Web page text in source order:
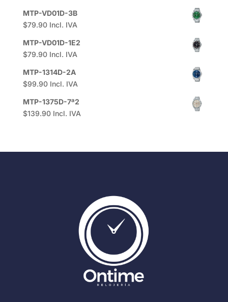
MTP-VD01D-3B
$79.90 Incl. IVA
MTP-VD01D-1E2
$79.90 Incl. IVA
MTP-1314D-2A
$99.90 Incl. IVA
MTP-1375D-7ª2
$139.90 Incl. IVA